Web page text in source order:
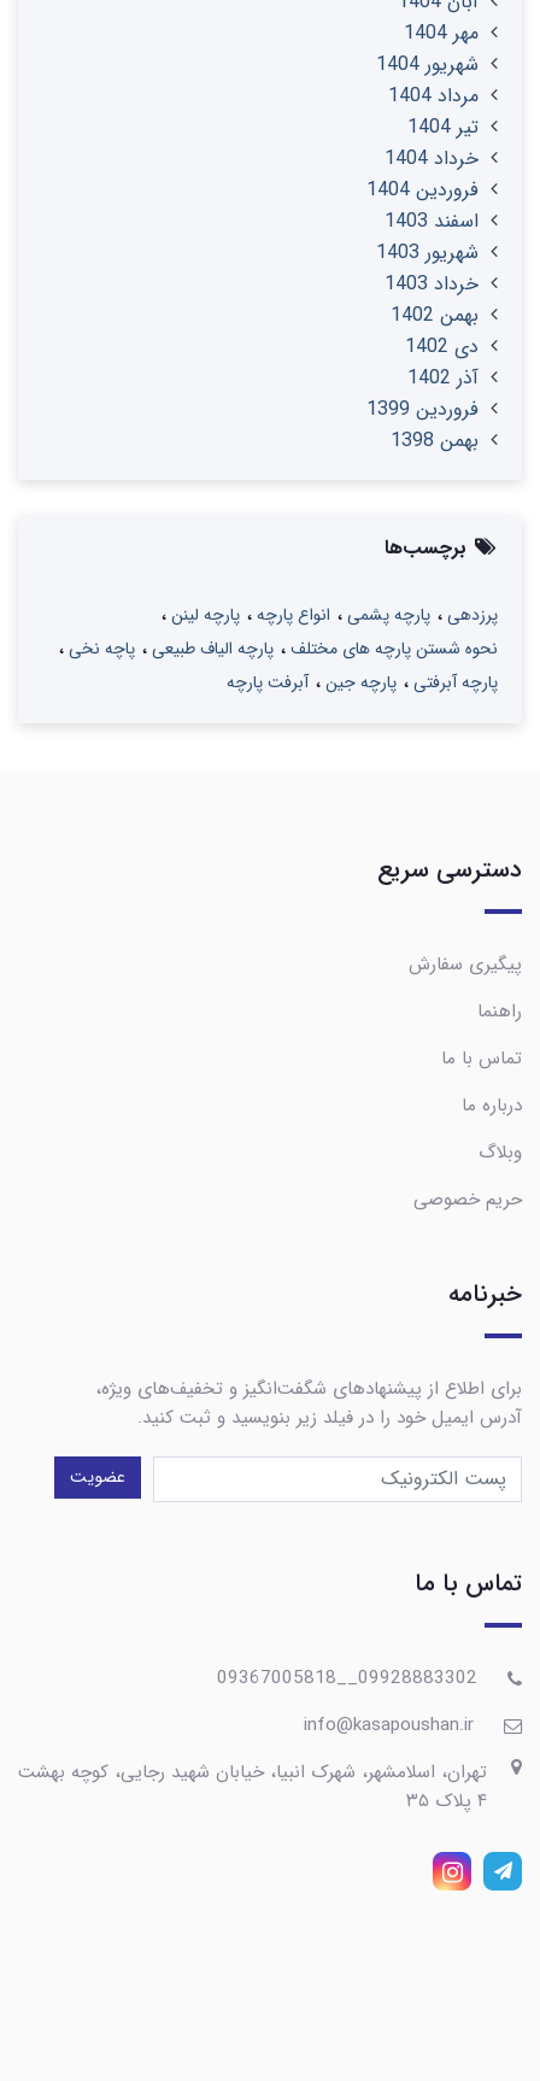
مهر 1404
شهریور 1404
مرداد 1404
تير 1404
خرداد 1404
فروردین 1404
اسفند 1403
شهریور 1403
خرداد 1403
بهمن 1402
دی 1402
آذر 1402
فروردین 1399
بهمن 1398
برچسب‌ها
پرزدهی پارچه پشمی انواع پارچه
پارچه لینن
نحوه شستن پارچه های مختلف
پارچه الیاف طبیعی
پاچه نخی
پارچه آبرفتی
پارچه جین آبرفت پارچه
دسترسی سریع
پیگیری سفارش
راهنما
تماس با ما
درباره ما
وبلاگ
حریم خصوصی
خبرنامه
برای اطلاع از پیشنهادهای شگفت‌انگیز و تخفیف‌های ویژه،
آدرس ایمیل خود را در فیلد زیر بنویسید و ثبت کنید.
عضویت
تماس با ما
تهران، اسلامشهر، شهرک انبیا، خیابان شهید رجایی، کوچه بهشت
۴ پلاک ۳۵